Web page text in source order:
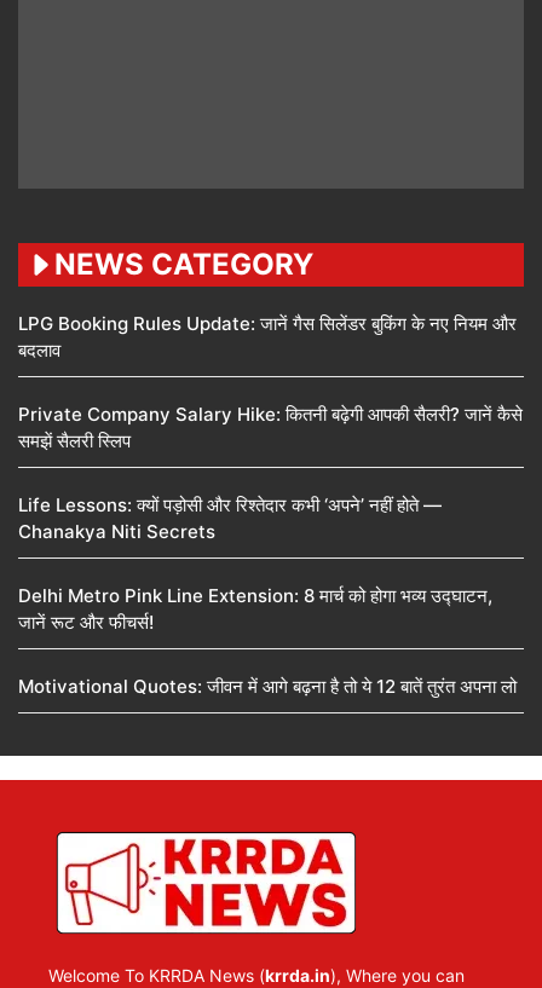
NEWS CATEGORY
LPG Booking Rules Update: जानें गैस सिलेंडर बुकिंग के नए नियम और
बदलाव
Private Company Salary Hike: कितनी बढ़ेगी आपकी सैलरी? जानें कैसे
समझें सैलरी स्लिप
Life Lessons: क्यों पड़ोसी और रिश्तेदार कभी ‘अपने’ नहीं होते —
Chanakya Niti Secrets
Delhi Metro Pink Line Extension: 8 मार्च को होगा भव्य उद्घाटन,
जानें रूट और फीचर्स!
Motivational Quotes: जीवन में आगे बढ़ना है तो ये 12 बातें तुरंत अपना लो
Welcome To KRRDA News (krrda.in), Where you can